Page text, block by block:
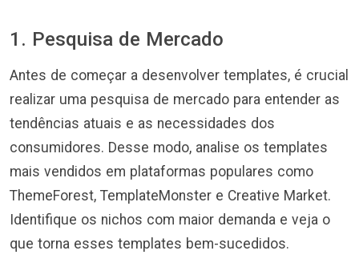
1. Pesquisa de Mercado
Antes de começar a desenvolver templates, é crucial
realizar uma pesquisa de mercado para entender as
tendências atuais e as necessidades dos
consumidores. Desse modo, analise os templates
mais vendidos em plataformas populares como
ThemeForest, TemplateMonster e Creative Market.
Identifique os nichos com maior demanda e veja o
que torna esses templates bem-sucedidos.